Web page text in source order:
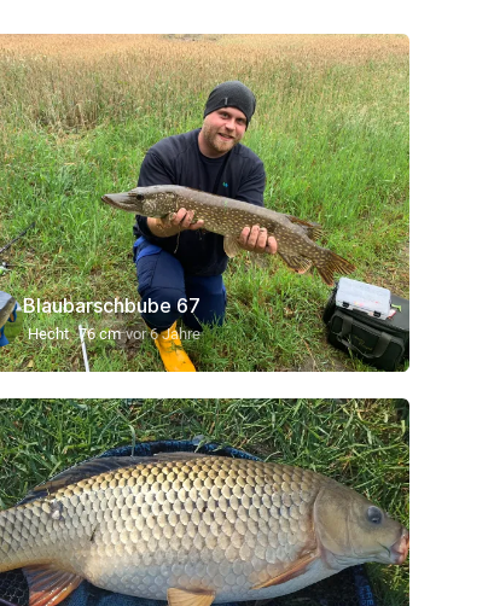
Blaubarschbube 67
Hecht 76 cm vor 6 Jahre